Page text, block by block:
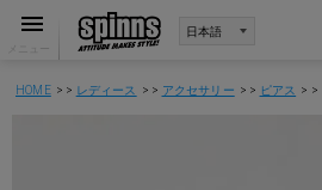
HOME レディース アクセサリー ピアス